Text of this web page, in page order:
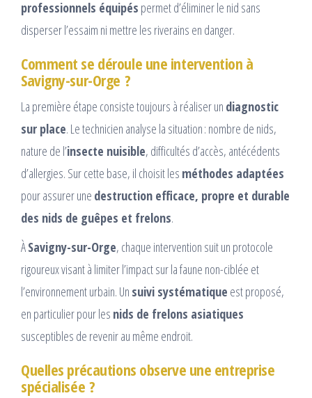
professionnels équipés permet d’éliminer le nid sans
disperser l’essaim ni mettre les riverains en danger.
Comment se déroule une intervention à
Savigny-sur-Orge ?
La première étape consiste toujours à réaliser un diagnostic
sur place. Le technicien analyse la situation : nombre de nids,
nature de l’insecte nuisible, difficultés d’accès, antécédents
d’allergies. Sur cette base, il choisit les méthodes adaptées
pour assurer une destruction efficace, propre et durable
des nids de guêpes et frelons.
ÀSavigny-sur-Orge, chaque intervention suit un protocole
rigoureux visant à limiter l’impact sur la faune non-ciblée et
l’environnement urbain. Un suivi systématique est proposé,
en particulier pour les nids de frelons asiatiques
susceptibles de revenir au même endroit.
Quelles précautions observe une entreprise
spécialisée ?